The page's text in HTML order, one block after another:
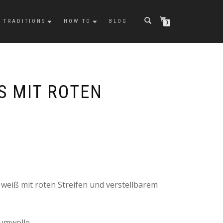
TRADITIONS HOW TO BLOG 0
ROTEN S
weiß mit roten Streifen und verstellbarem